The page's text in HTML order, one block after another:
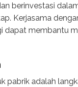
berinvestasi
Kerjasama
dapat membantu
pabrik adalah